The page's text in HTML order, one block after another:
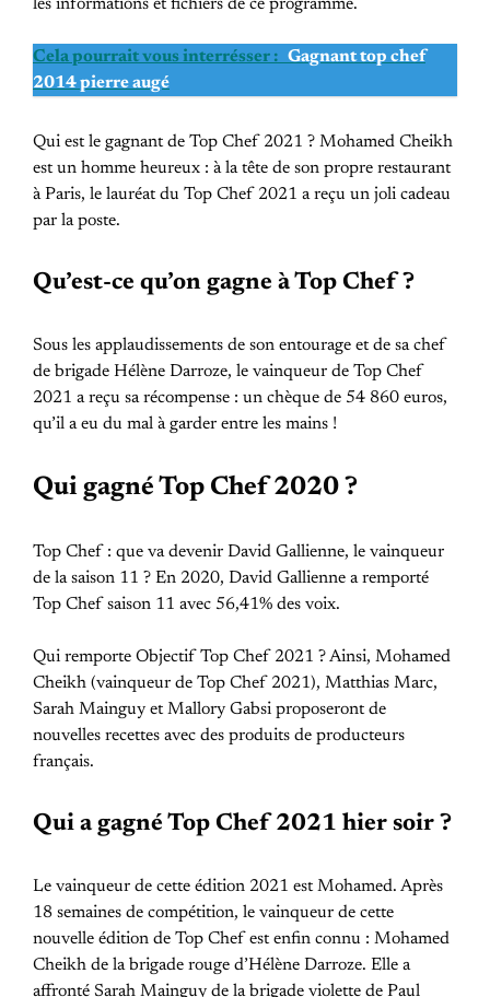
les informations et fichiers de ce programme.
Cela pourrait vous interrésser : Gagnant top chef
2014 pierre augé
Qui est le gagnant de Top Chef 2021 ? Mohamed Cheikh
est un homme heureux : à la tête de son propre restaurant
à Paris, le lauréat du Top Chef 2021 a reçu un joli cadeau
par la poste.
Qu’est-ce qu’on gagne à Top Chef ?
Sous les applaudissements de son entourage et de sa chef
de brigade Hélène Darroze, le vainqueur de Top Chef
2021 a reçu sa récompense : un chèque de 54 860 euros,
qu’il a eu du mal à garder entre les mains !
Qui gagné Top Chef 2020 ?
Top Chef : que va devenir David Gallienne, le vainqueur
de la saison 11 ? En 2020, David Gallienne a remporté
Top Chef saison 11 avec 56,41% des voix.
Qui remporte Objectif Top Chef 2021 ? Ainsi, Mohamed
Cheikh (vainqueur de Top Chef 2021), Matthias Marc,
Sarah Mainguy et Mallory Gabsi proposeront de
nouvelles recettes avec des produits de producteurs
français.
Qui a gagné Top Chef 2021 hier soir ?
Le vainqueur de cette édition 2021 est Mohamed. Après
18 semaines de compétition, le vainqueur de cette
nouvelle édition de Top Chef est enfin connu : Mohamed
Cheikh de la brigade rouge d’Hélène Darroze. Elle a
affronté Sarah Mainguy de la brigade violette de Paul